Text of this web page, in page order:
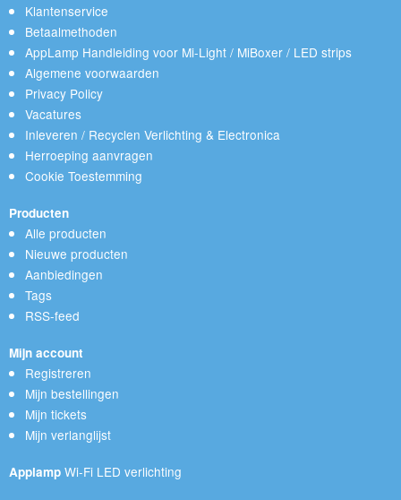
Klantenservice
Betaalmethoden
AppLamp Handleiding voor Mi-Light / MiBoxer / LED strips
Algemene voorwaarden
Privacy Policy
Vacatures
Inleveren / Recyclen Verlichting & Electronica
Herroeping aanvragen
Cookie Toestemming
Producten
Alle producten
Nieuwe producten
Aanbiedingen
Tags
RSS-feed
Mijn account
Registreren
Mijn bestellingen
Mijn tickets
Mijn verlanglijst
Applamp Wi-Fi LED verlichting